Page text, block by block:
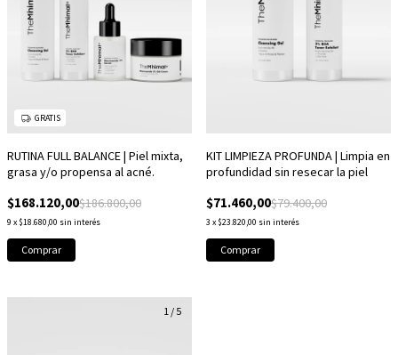
GRATIS
RUTINA FULL BALANCE | Piel mixta,
grasa y/o propensa al acné.
$168.120,00$186.800,00
9 x $18.680,00 sin interés
KIT LIMPIEZA PROFUNDA | Limpia en
profundidad sin resecar la piel
$71.460,00$79.400,00
3 x $23.820,00 sin interés
1 / 5